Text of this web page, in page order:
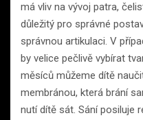
má vliv na vývoj patra,
důležitý pro správné
správnou artikulaci. V
by velice pečlivě vybírat
měsíců můžeme dítě
membránou, která brání
nutí dítě sát. Sání posiluje